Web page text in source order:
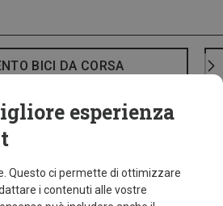
BICI DA CORSA
esperienza
Questo ci permette di ottimizzare
i contenuti alle vostre